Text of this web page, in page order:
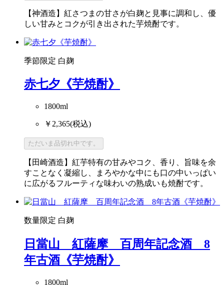
【神酒造】紅さつまの甘さが白麹と見事に調和し、優
しい甘みとコクが引き出された芋焼酎です。
季節限定 白麹
赤七夕《芋焼酎》
1800ml
￥2,365(税込)
ただいま品切れ中です。
【田崎酒造】紅芋特有の甘みやコク、香り、旨味を余
すことなく凝縮し、まろやかな中にも口の中いっぱい
に広がるフルーティな味わいの熟成いも焼酎です。
数量限定 白麹
日當山 紅薩摩 百周年記念酒 8
年古酒《芋焼酎》